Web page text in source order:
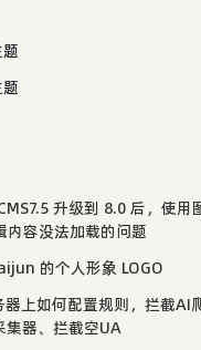
升级到 8.0 后，使用
内容没法加载的问题
的个人形象 LOGO
上如何配置规则，拦截AI
集器、拦截空UA